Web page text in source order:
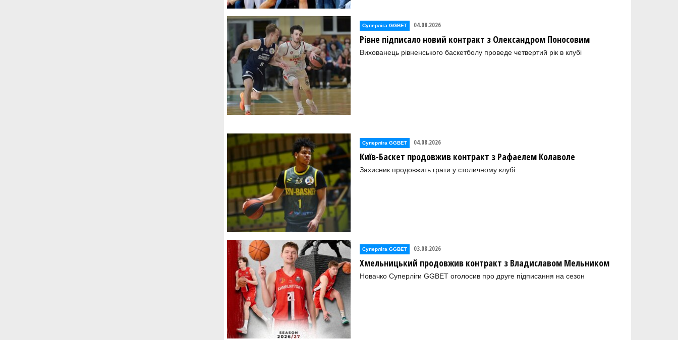
Суперліга GGBET 04.08.2026
Рівне підписало новий контракт з Олександром Поносовим
Вихованець рівненського баскетболу проведе четвертий рік в клубі
Суперліга GGBET 04.08.2026
Київ-Баскет продовжив контракт з Рафаелем Колаволе
Захисник продовжить грати у столичному клубі
Суперліга GGBET 03.08.2026
Хмельницький продовжив контракт з Владиславом Мельником
Новачко Суперліги GGBET оголосив про друге підписання на сезон